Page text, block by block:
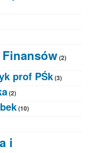
(2)
prof PŚk(3)
(2)
(10)
i